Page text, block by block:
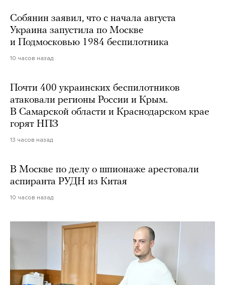
Собянин заявил, что с начала августа
Украина запустила по Москве
и Подмосковью 1984 беспилотника
10 часов назад
Почти 400 украинских беспилотников
атаковали регионы России и Крым.
В Самарской области и Краснодарском крае
горят НПЗ
13 часов назад
В Москве по делу о шпионаже арестовали
аспиранта РУДН из Китая
10 часов назад